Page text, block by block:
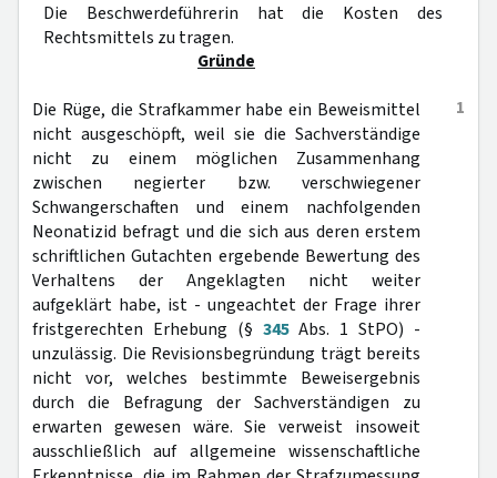
Die Beschwerdeführerin hat die Kosten des
Rechtsmittels zu tragen.
Gründe
1
Die Rüge, die Strafkammer habe ein Beweismittel
nicht ausgeschöpft, weil sie die Sachverständige
nicht zu einem möglichen Zusammenhang
zwischen negierter bzw. verschwiegener
Schwangerschaften und einem nachfolgenden
Neonatizid befragt und die sich aus deren erstem
schriftlichen Gutachten ergebende Bewertung des
Verhaltens der Angeklagten nicht weiter
aufgeklärt habe, ist - ungeachtet der Frage ihrer
fristgerechten Erhebung (§ 345Abs. 1 StPO) -
unzulässig. Die Revisionsbegründung trägt bereits
nicht vor, welches bestimmte Beweisergebnis
durch die Befragung der Sachverständigen zu
erwarten gewesen wäre. Sie verweist insoweit
ausschließlich auf allgemeine wissenschaftliche